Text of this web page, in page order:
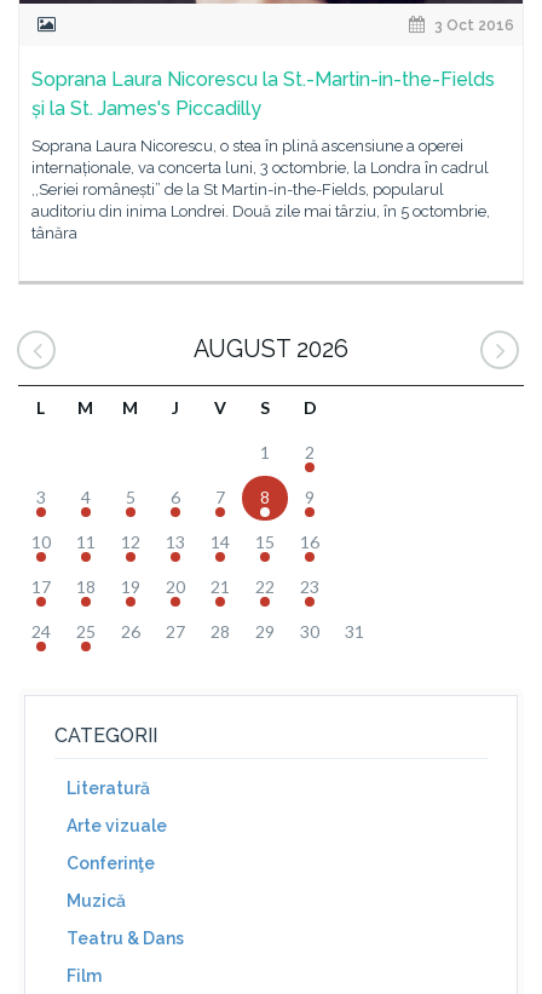
3 Oct 2016
Soprana Laura Nicorescu la St.-Martin-in-the-Fields
și la St. James's Piccadilly
Soprana Laura Nicorescu, o stea în plină ascensiune a operei
internaționale, va concerta luni, 3 octombrie, la Londra în cadrul
,,Seriei românești” de la St Martin-in-the-Fields, popularul
auditoriu din inima Londrei. Două zile mai târziu, în 5 octombrie,
tânăra
AUGUST 2026
L M M J V S D
1 2
3 4 5 6 7 8 9
10 11 12 13 14 15 16
17 18 19 20 21 22 23
24 25 26 27 28 29 30 31
CATEGORII
Literatură
Arte vizuale
Conferinţe
Muzică
Teatru & Dans
Film